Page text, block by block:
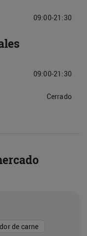
09:00-21:30
09:00-21:30
Cerrado
de carne